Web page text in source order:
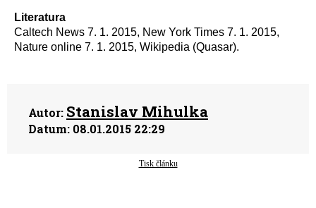
Literatura
Caltech News 7. 1. 2015, New York Times 7. 1. 2015,
Nature online 7. 1. 2015, Wikipedia (Quasar).
Autor: Stanislav Mihulka
Datum: 08.01.2015 22:29
Tisk článku